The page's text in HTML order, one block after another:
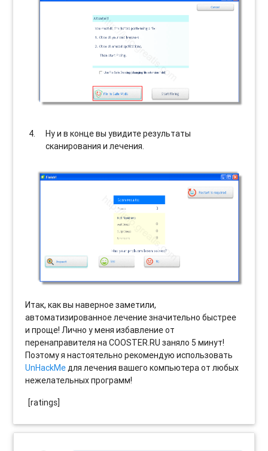
Ну и в конце вы увидите результаты
сканирования и лечения.
Итак, как вы наверное заметили,
автоматизированное лечение значительно быстрее
и проще! Лично у меня избавление от
перенаправителя на COOSTER.RU заняло 5 минут!
Поэтому я настоятельно рекомендую использовать
UnHackMeдля лечения вашего компьютера от любых
нежелательных программ!
[ratings]